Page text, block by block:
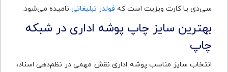
سی‌دی یا کارت ویزیت است که فولدر تبلیغاتی نامیده می‌شود.
بهترین سایز چاپ پوشه اداری در شبکه
چاپ
انتخاب سایز مناسب پوشه اداری نقش مهمی در نظم‌دهی اسناد،